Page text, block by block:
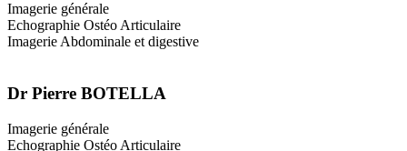
Imagerie générale
Echographie Ostéo Articulaire
Imagerie Abdominale et digestive
Dr Pierre BOTELLA
Imagerie générale
Echographie Ostéo Articulaire